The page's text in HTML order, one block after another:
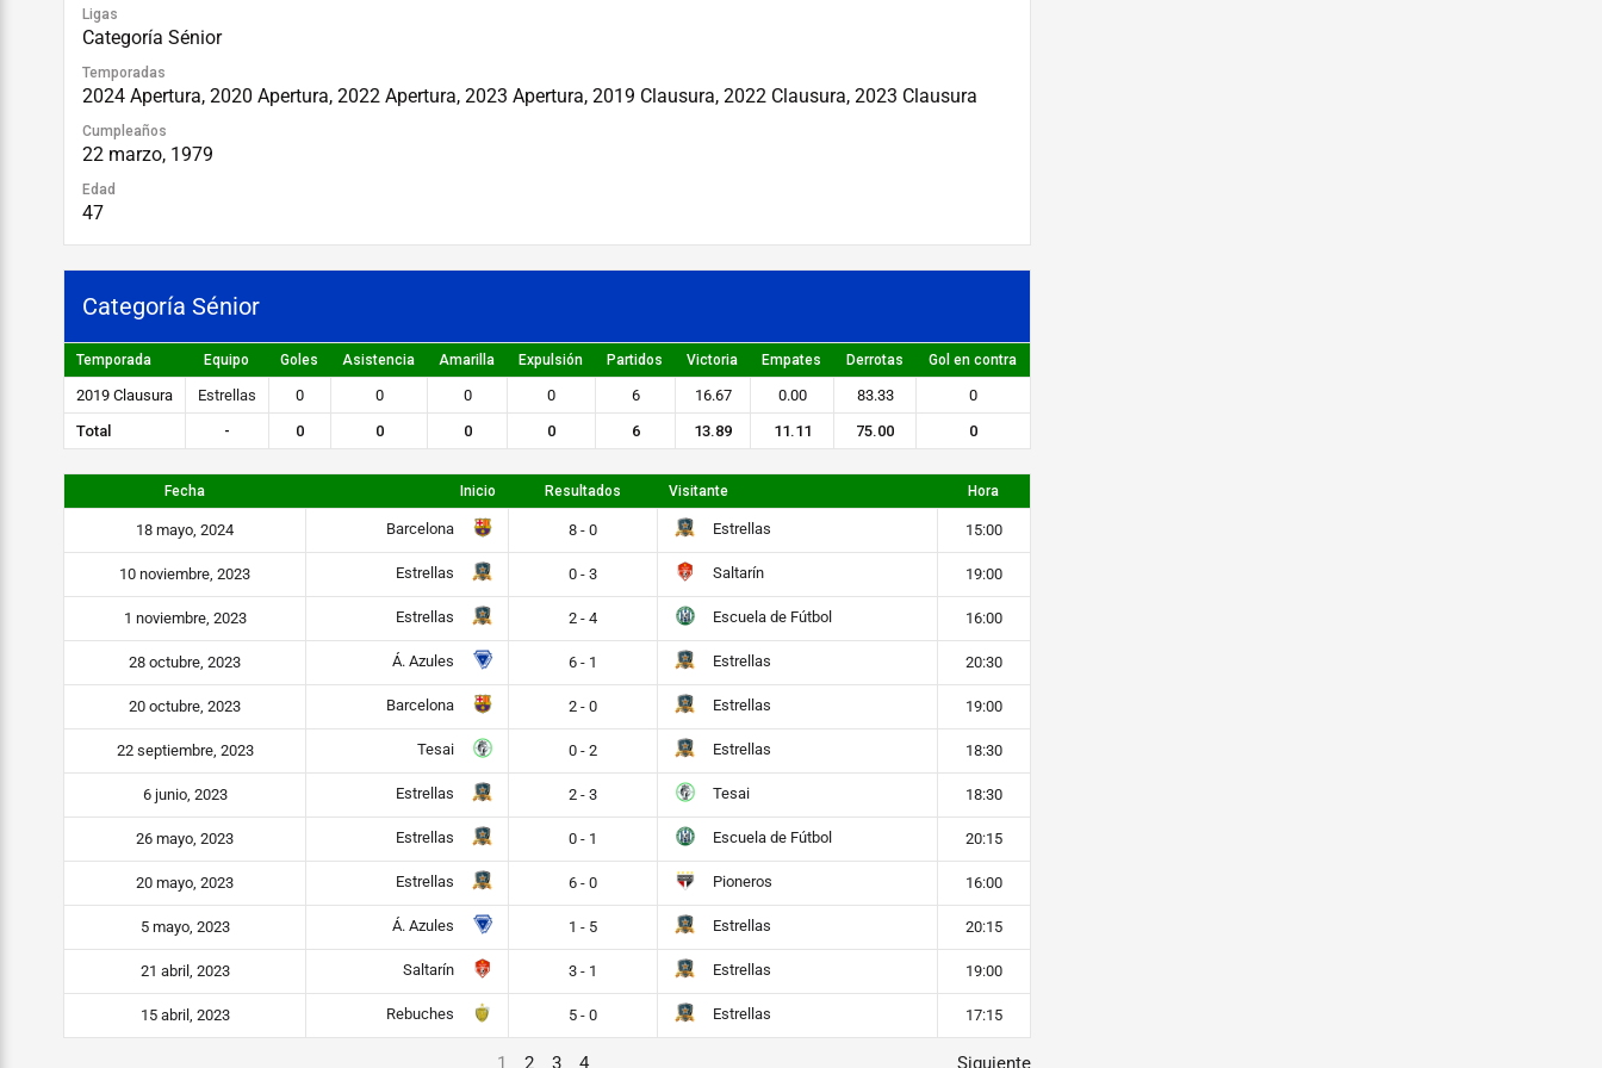
Ligas
Categoría Sénior
Temporadas
2024 Apertura, 2020 Apertura, 2022 Apertura, 2023 Apertura, 2019 Clausura, 2022 Clausura, 2023 Clausura
Cumpleaños
22 marzo, 1979
Edad
47
Categoría Sénior
Temporada Equipo Goles Asistencia Amarilla Expulsión Partidos Victoria Empates Derrotas Gol en contra
2019 Clausura Estrellas 0 0 0 0 6 16.67 0.00 83.33
0
Total
- 0 0 0 0 6 13.89 11.11 75.00 0
Fecha Inicio Resultados Visitante Hora
18 mayo, 2024 Barcelona 8 - 0 Estrellas 15:00
10 noviembre, 2023 Estrellas 0 - 3 Saltarín 19:00
1 noviembre, 2023 Estrellas 2 - 4 Escuela de Fútbol 16:00
28 octubre, 2023 Á. Azules 6 - 1 Estrellas 20:30
20 octubre, 2023 Barcelona 2 - 0 Estrellas 19:00
22 septiembre, 2023 Tesai 0 - 2 Estrellas 18:30
6 junio, 2023 Estrellas 2 - 3 Tesai 18:30
26 mayo, 2023 Estrellas 0 - 1 Escuela de Fútbol 20:15
20 mayo, 2023 Estrellas 6 - 0 Pioneros 16:00
5 mayo, 2023 Á. Azules 1 - 5 Estrellas 20:15
21 abril, 2023 Saltarín 3 - 1 Estrellas 19:00
15 abril, 2023 Rebuches 5 - 0 Estrellas 17:15
1 2 3 4 Siguiente